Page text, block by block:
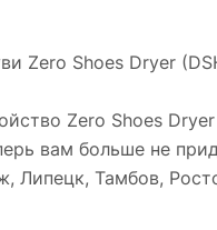
Zero Shoes Dryer
Zero Shoes
вам больше не
Липецк, Тамбов,